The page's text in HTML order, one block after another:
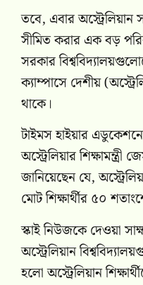
তবে, এবার অস্ট্রেলিয়ান
সীমিত করার এক বড়
সরকার
ক্যাম্পাসে দেশীয়
থাকে।
টাইমস হাইয়ার
অস্ট্রেলিয়ার শিক্ষামন্ত্রী
জানিয়েছেন যে,
মোট শিক্ষার্থীর ৫০
স্কাই নিউজকে দেওয়া
অস্ট্রেলিয়ান
হলো অস্ট্রেলিয়ান